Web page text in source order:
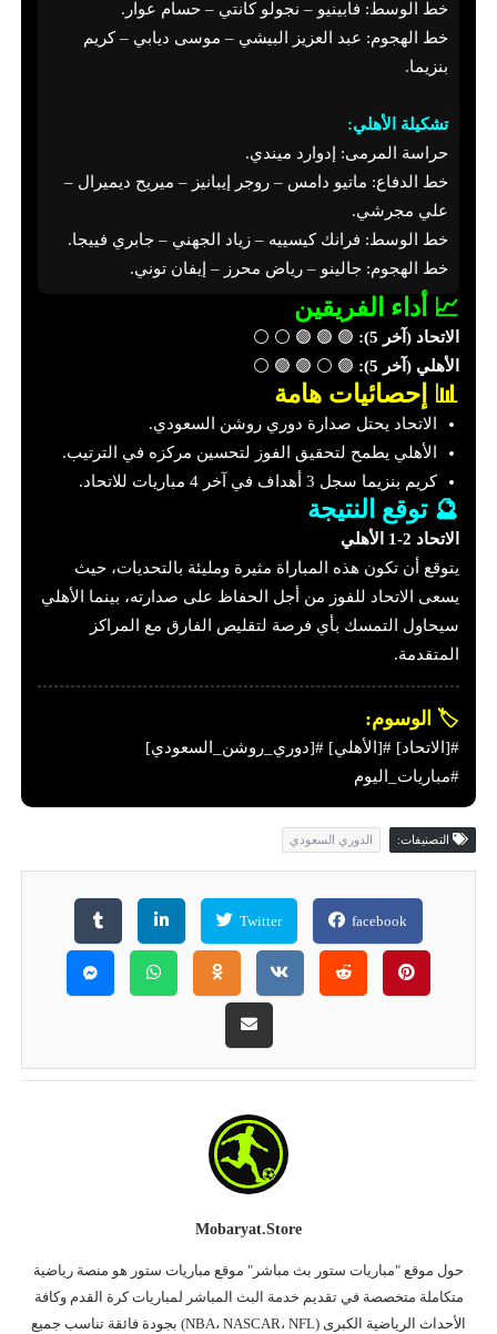
خط الوسط: فابينيو – نجولو كانتي – حسام عوار.
خط الهجوم: عبد العزيز البيشي – موسى ديابي – كريم
بنزيما.
تشكيلة الأهلي:
حراسة المرمى: إدوارد ميندي.
خط الدفاع: ماتيو دامس – روجر إيبانيز – ميريح ديميرال –
علي مجرشي.
خط الوسط: فرانك كيسييه – زياد الجهني – جابري فييجا.
خط الهجوم: جالينو – رياض محرز – إيفان توني.
📈 أداء الفريقين
الاتحاد (آخر 5):
🟢 🟢 🟢 ⚪ ⚪
الأهلي (آخر 5):
🟢 ⚪ 🟢 🟢 ⚪
📊 إحصائيات هامة
الاتحاد يحتل صدارة دوري روشن السعودي.
الأهلي يطمح لتحقيق الفوز لتحسين مركزه في الترتيب.
كريم بنزيما سجل 3 أهداف في آخر 4 مباريات للاتحاد.
🔮 توقع النتيجة
الاتحاد 2-1 الأهلي
يتوقع أن تكون هذه المباراة مثيرة ومليئة بالتحديات، حيث
يسعى الاتحاد للفوز من أجل الحفاظ على صدارته، بينما الأهلي
سيحاول التمسك بأي فرصة لتقليص الفارق مع المراكز
المتقدمة.
🏷️ الوسوم:
#[الاتحاد] #[الأهلي] #[دوري_روشن_السعودي]
#مباريات_اليوم
التصنيفات: الدوري السعودي
facebook
Twitter
Mobaryat.store
حول موقع "مباريات ستور بث مباشر" موقع مباريات ستور هو منصة رياضية
متكاملة متخصصة في تقديم خدمة البث المباشر لمباريات كرة القدم وكافة
الأحداث الرياضية الكبرى (NBA، NASCAR، NFL) بجودة فائقة تناسب جميع